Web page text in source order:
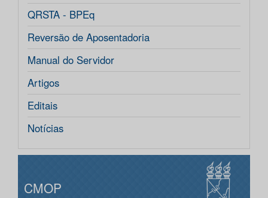
QRSTA - BPEq
Reversão de Aposentadoria
Manual do Servidor
Artigos
Editais
Notícias
CMOP